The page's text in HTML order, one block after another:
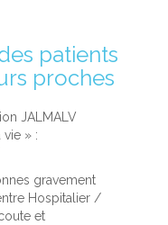
patients
proches
JALMALV
vie » :
gravement
Hospitalier /
et